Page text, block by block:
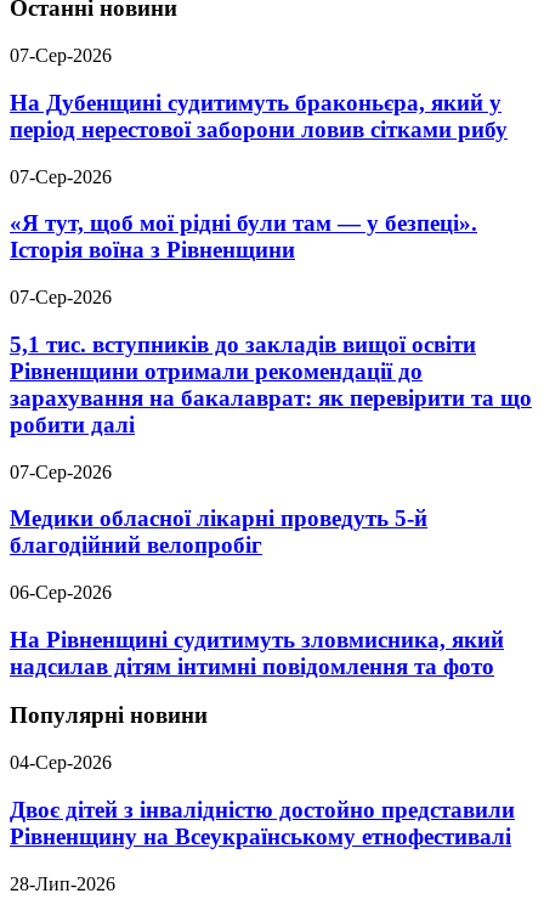
Останні новини
07-Сер-2026
На Дубенщині судитимуть браконьєра, який у
період нерестової заборони ловив сітками рибу
07-Сер-2026
«Я тут, щоб мої рідні були там — у безпеці».
Історія воїна з Рівненщини
07-Сер-2026
5,1 тис. вступників до закладів вищої освіти
Рівненщини отримали рекомендації до
зарахування на бакалаврат: як перевірити та що
робити далі
07-Сер-2026
Медики обласної лікарні проведуть 5-й
благодійний велопробіг
06-Сер-2026
На Рівненщині судитимуть зловмисника, який
надсилав дітям інтимні повідомлення та фото
Популярні новини
04-Сер-2026
Двоє дітей з інвалідністю достойно представили
Рівненщину на Всеукраїнському етнофестивалі
28-Лип-2026